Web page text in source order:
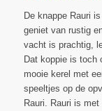
De knappe Rauri
geniet van rustig
vacht is prachtig,
Dat koppie is toch
mooie kerel met
speeltjes op de
Rauri. Rauri is